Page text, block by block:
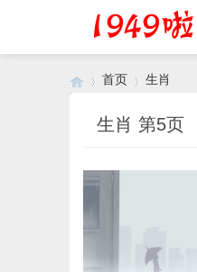
首页 生肖
生肖 第5页